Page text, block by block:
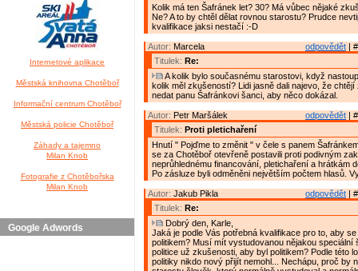
Internetové aplikace
Městská knihovna Chotěboř
Informační centrum Chotěboř
Městská policie Chotěboř
Záhady a tajemno
Milan Knob
Fotografie z Chotěbořska
Milan Knob
Google Adwords
Kolik má ten Šafránek let? 30? Má vůbec nějaké
Ne? A to by chtěl dělat rovnou starostu? Prudce
kvalifikace jaksi nestačí :-D
odpovědět |
Autor: Marcela
Titulek: Re:
A kolik bylo současnému starostovi, když
kolik měl zkušeností? Lidi jasně dali najevo, že
nedat panu Šafránkovi šanci, aby něco dokázal.
odpovědět |
Autor: Petr Maršálek
Titulek: Proti pletichaření
Hnutí " Pojďme to změnit " v čele s panem
se za Chotěboř otevřeně postavili proti podivným
neprůhlednému financování, pletichaření a hrátkám
Po zásluze byli odměněni největším počtem hlasů.
odpovědět |
Autor: Jakub Pikla
Titulek: Re:
Dobrý den, Karle,
Jaká je podle Vás potřebná kvalifikace pro to, aby
politikem? Musí mít vystudovanou nějakou speciální
politice už zkušenosti, aby byl politikem? Podle této
politiky nikdo nový přijít nemohl... Nechápu, proč by